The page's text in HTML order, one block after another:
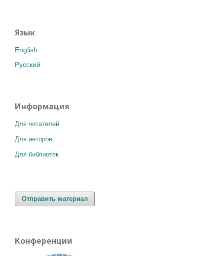
Язык
English
Русский
Информация
Для читателей
Для авторов
Для библиотек
Отправить материал
Конференции